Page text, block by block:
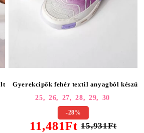
Amaris2 #25444
Gyerekcipők fehér textil anyagból
25, 26, 27, 28, 29, 30
-28%
11,481Ft 15,931Ft